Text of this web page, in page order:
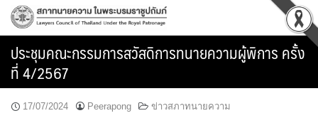
Skip
ประชุมคณะกรรมการสวัสดิการทนายความผู้พิการ ครั้ง
ที่ 4/2567
17/07/2024 Peerapong ข่าวสภาทนายความ